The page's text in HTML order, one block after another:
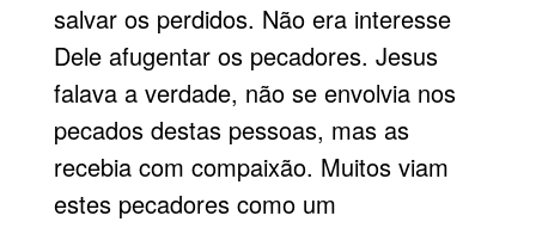
salvar os perdidos. Não era interesse
Dele afugentar os pecadores. Jesus
falava a verdade, não se envolvia nos
pecados destas pessoas, mas as
recebia com compaixão. Muitos viam
estes pecadores como um